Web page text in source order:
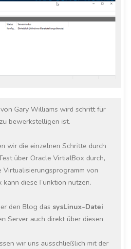
von Gary Williams wird schritt für
bewerkstelligen ist.
wir die einzelnen Schritte durch
über Oracle VirtialBox durch,
Virtualisierungsprogramm von
diese Funktion nutzen.
den Blog das sysLinux-Datei
Server auch direkt über diesen
wir uns ausschließlich mit der